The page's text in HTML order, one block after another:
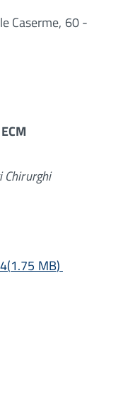
Caserme, 60 -
Chirurghi
(1.75 MB)